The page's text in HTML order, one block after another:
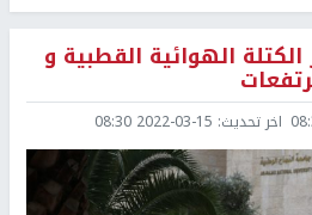
الهوائية القطبية و
اخر تحديث: 2022-03-15 08:30